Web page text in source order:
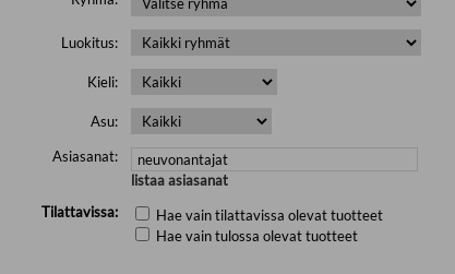
Luokitus:
Kieli:
Asu:
Asiasanat:
listaa asiasanat
Tilattavissa:
Hae vain tilattavissa olevat tuotteet
Hae vain tulossa olevat tuotteet